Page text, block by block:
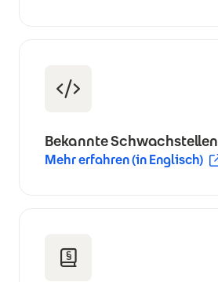
Bekannte Schwachstellen
Mehr erfahren (in Englisch)
(Öffnet in neuem Fenster)